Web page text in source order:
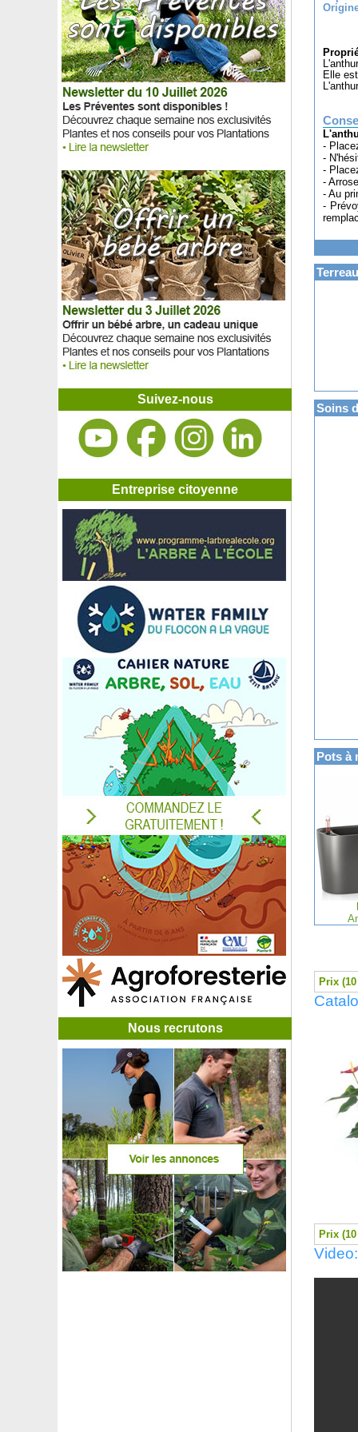
Arbre de Franklin
Arbre de Judée
Arbre du clergé 'Fargesii'
Arbre Pompadour, Arbre aux anémones
Arbuste à balai blanc 'White Candy'
Arbuste aux bonbons Blanc
Arbuste aux bonbons Violet
Arbuste banane
Areca
Argousier
Aronie rouge 'Brilliant'
Asiminier trilobé Paw paw
Asparagus de Sprenger
Aster d’automne blanc
Aster d'automne bleu
Aster d’automne rose
Aster d’automne rouge
Aster d'automne violet
Astilbe Blanche
Astilbe Rose
Astilbe Rouge
Astrance Blanche
Astrance Rouge
Aubépine à fleurs rouges 'Paul's Scarlet'
Aubépine blanche, Aubépine monogyne
Aucuba du Japon 'Crotonifolia'
Aulne à feuilles en coeur
Aulne glutineux
Aulne glutineux 'Imperialis'
Aulne rouge
Avocatier 'Bacon'
Avocatier 'Ettinger'
Avocatier 'Fuerte'
Avocatier 'Hass'
Azalée caduque Blanche
Azalée caduque 'Gibraltar'
Azalée caduque 'Golden Flare'
Azalée caduque 'Hotspur Red'
Azalée caduque 'Jolie Madame'
Azalée caduque 'Nabucco'
Azalée japonaise 'Arabesk'
Azalée japonaise 'Bengal Fire'
Azalée japonaise blanche
Azalée japonaise 'Blue Danube'
Azalée japonaise 'Fête des Mères'
Azalée japonaise 'Hino Crimson'
Azalée japonaise 'Ho Oden'
Azalée japonaise 'Olga Niblett'
Azalée japonaise 'Pink Spider'
Azalée japonaise 'Sachsenstern'
Azalée japonaise 'Salmon's Leap'
Azalée japonaise 'Sir Robert'
Azalée japonaise 'Ward's Ruby'
Azara à petites feuilles
Azara à petites feuilles panachées
Baguenaudier
Baie de mai
Ballote
Bambou à feuilles de houx
Bambou Bambusa multiplex Alphonse Karr
Bambou Canne de Charlot
Bambou Chimono. marmorea
Bambou Chimono. quadra.
Bambou Chimono. quadra. Tatejima
Bambou Chusquea couleou
Bambou Fargesia angustissima
Bambou Fargesia jiuzhaigou Genf Red
Bambou Fargesia nitida 'Black Pearl'
Bambou Fargesia nitida 'Gansu'
Bambou Fargesia nitida 'Volcano'
Bambou Fargesia nitida 'Winter Joy'
Bambou Fargesia papyrifera blue
Bambou Fargesia robusta Campbell
Bambou Fargesia robusta 'Formidable Wenchuan'
Bambou Fargesia robusta Pingwu
Bambou Fargesia robusta 'Wolong' Parapluie
Suivez-nous
Entreprise citoyenne
Nous recrutons
Elle
-
-
-
-
- Au
-
Soins
Pots à
Prix
Prix